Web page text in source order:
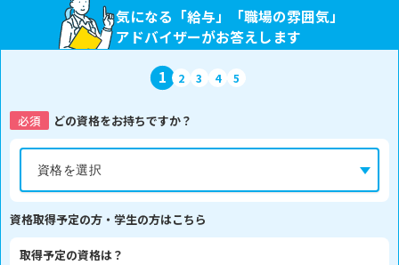
気になる「給与」「職場の雰囲気」
アドバイザーがお答えします
1 2 3 4 5
必須 どの資格をお持ちですか？
資格取得予定の方・学生の方はこちら
取得予定の資格は？